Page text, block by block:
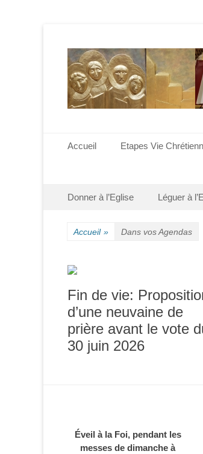
Menu principal
Accueil Etapes Vie
Menu secondaire
Donner à l’Eglise Léguer à
Accueil » Dans vos Agendas
Fin de vie:
d’une neuvaine de
prière avant le vote
30 juin 2026
Éveil à la Foi, pendant les
messes de dimanche à